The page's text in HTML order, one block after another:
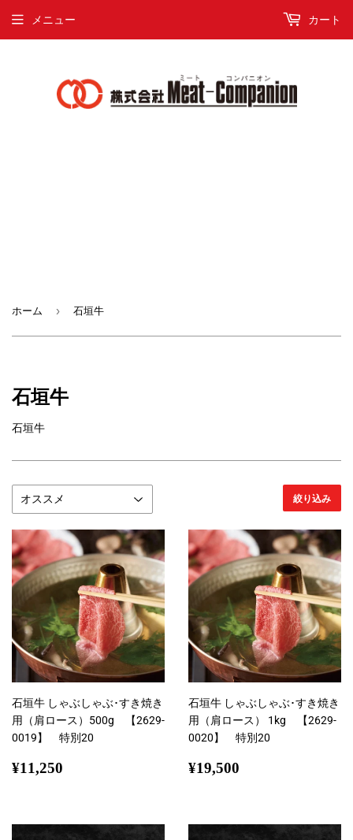
メニュー カート
ホーム › 石垣牛
石垣牛
石垣牛
絞り込み
石垣牛 しゃぶしゃぶ･すき焼き
用（肩ロース）500g 【2629-
0019】 特別20
通
¥11,250
石垣牛 しゃぶしゃぶ･すき焼き
用（肩ロース） 1kg 【2629-
0020】 特別20
通
¥19,500